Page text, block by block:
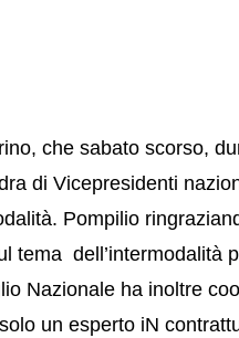
che sabato scorso,
di Vicepresidenti
Pompilio
tema dell’intermodalità
Nazionale ha inoltre
un esperto iN